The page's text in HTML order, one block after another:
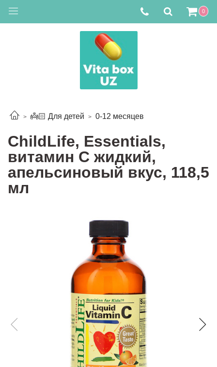
0
👼🏻 Для детей 0-12 месяцев
ChildLife, Essentials,
витамин C жидкий,
апельсиновый вкус, 118,5
мл